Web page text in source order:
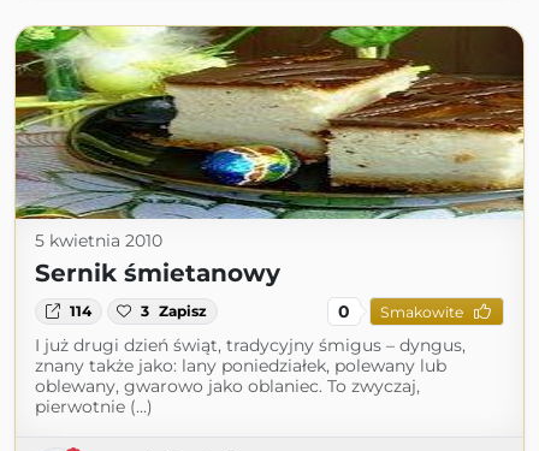
5 kwietnia 2010
Sernik śmietanowy
114 3 Zapisz 0 Smakowite
I już drugi dzień świąt, tradycyjny śmigus – dyngus,
znany także jako: lany poniedziałek, polewany lub
oblewany, gwarowo jako oblaniec. To zwyczaj,
pierwotnie (...)